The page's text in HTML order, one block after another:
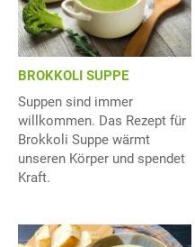
BROKKOLI SUPPE
Suppen sind immer
willkommen. Das Rezept für
Brokkoli Suppe wärmt
unseren Körper und spendet
Kraft.